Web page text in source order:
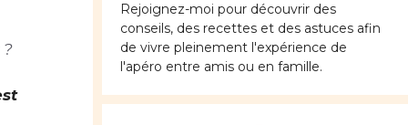
Rejoignez-moi pour découvrir des
conseils, des recettes et des astuces afin
de vivre pleinement l'expérience de
l'apéro entre amis ou en famille.